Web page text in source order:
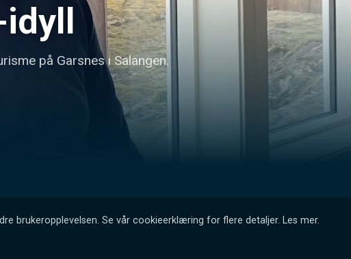
idyll
på Garsnes i Salangen.
brukeropplevelsen. Se vår cookieerklæring for flere detaljer. Les mer.